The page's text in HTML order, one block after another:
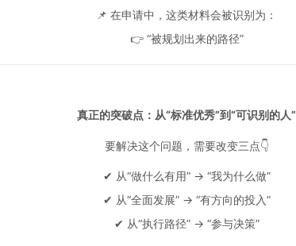
📌 在申请中，这类材料会被识别为：
👉 “被规划出来的路径”
真正的突破点：从“标准优秀”到“可识别的人”
要解决这个问题，需要改变三点👇
✔ 从“做什么有用” → “我为什么做”
✔ 从“全面发展” → “有方向的投入”
✔ 从“执行路径” → “参与决策”